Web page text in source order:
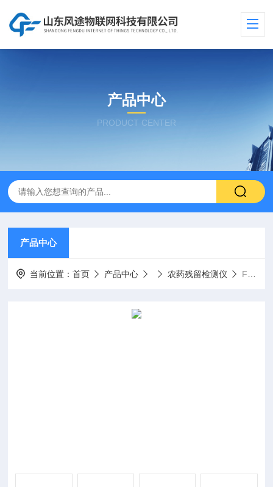
产品中心
PRODUCT CENTER
产品中心
当前位置：首页 产品中心 农药残留检测仪 FT-WLK1牛奶农药残留检测仪